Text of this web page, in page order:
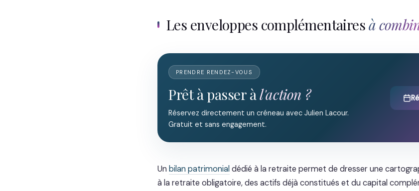
Les enveloppes complémentairesà
PRENDRE RENDEZ-VOUS
Prêt à passer àl'action ?
Réservez directement un créneau avec Julien Lacour.
Gratuit et sans engagement.
Un bilan patrimonial dédié à la retraite permet de dresser une
à la retraite obligatoire, des actifs déjà constitués et du capital